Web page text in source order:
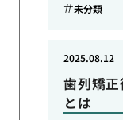
未分類
歯列矯
とは
2025.08.12